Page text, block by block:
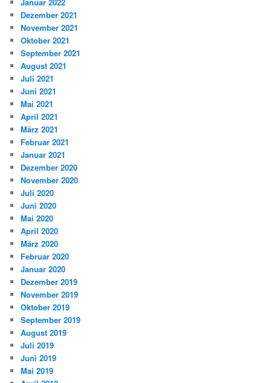
Dezember 2021
November 2021
Oktober 2021
September 2021
August 2021
Juli 2021
Juni 2021
Mai 2021
April 2021
März 2021
Februar 2021
Januar 2021
Dezember 2020
November 2020
Juli 2020
Juni 2020
Mai 2020
April 2020
März 2020
Februar 2020
Januar 2020
Dezember 2019
November 2019
Oktober 2019
September 2019
August 2019
Juli 2019
Juni 2019
Mai 2019